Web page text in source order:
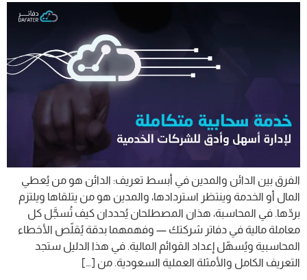
الفرق بين الدائن والمدين في أبسط تعريف: الدائن هو من يُعطي
المال أو الخدمة وينتظر استردادها، والمدين هو من يتلقاها ويلتزم
بردّها. في المحاسبة، هذان المصطلحان يُحددان كيف تُسجَّل كل
معاملة مالية في دفاتر شركتك — وفهمهما بدقة يُقلّص الأخطاء
المحاسبية ويُسهّل إعداد القوائم المالية. في هذا الدليل ستجد
التعريف الكامل والأمثلة العملية السعودية. من […]